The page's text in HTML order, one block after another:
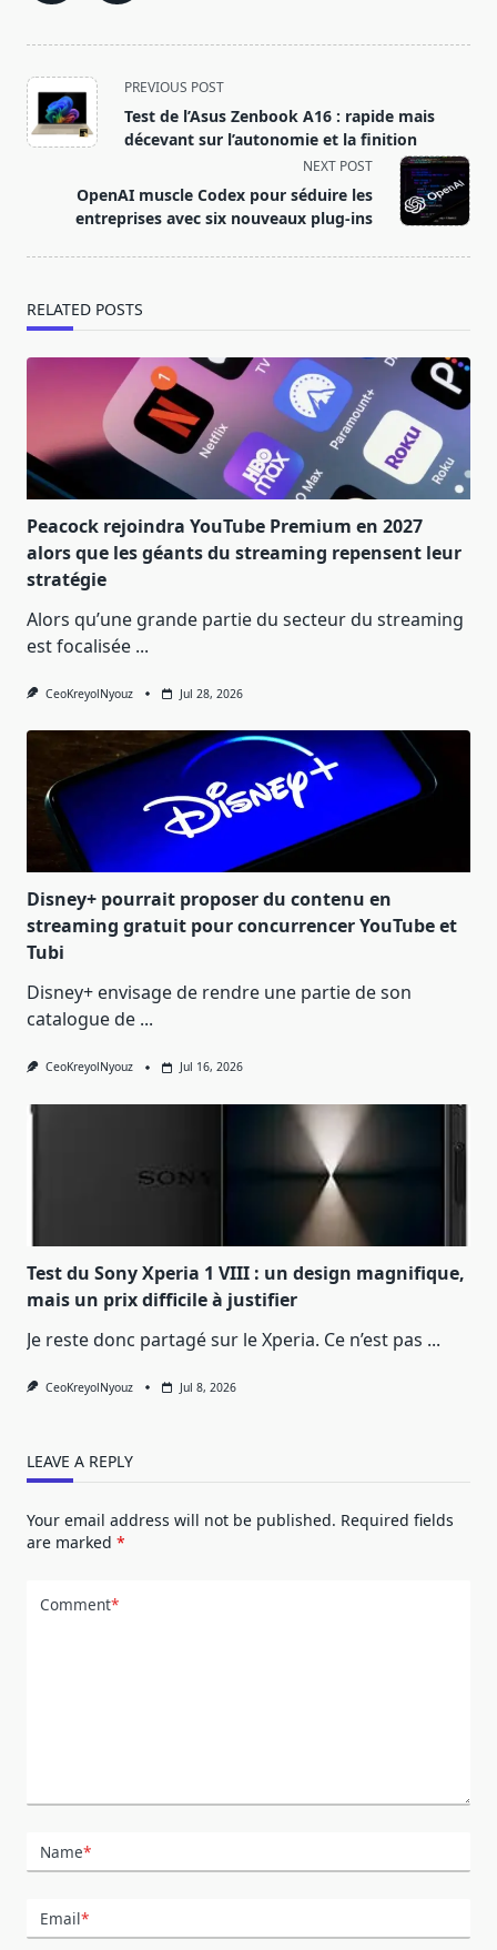
<span
class="nav-
subtitle
reader-
text">Page</span>
PREVIOUS POST
Test de l’Asus Zenbook A16 : rapide mais
décevant sur l’autonomie et la finition
NEXT POST
OpenAI muscle Codex pour séduire les
entreprises avec six nouveaux plug-ins
RELATED POSTS
Peacock rejoindra YouTube Premium en 2027
alors que les géants du streaming repensent leur
stratégie
Alors qu’une grande partie du secteur du streaming
est focalisée ...
CeoKreyolNyouz Jul 28, 2026
Disney+ pourrait proposer du contenu en
streaming gratuit pour concurrencer YouTube et
Tubi
Disney+ envisage de rendre une partie de son
catalogue de ...
CeoKreyolNyouz Jul 16, 2026
Test du Sony Xperia 1 VIII : un design magnifique,
mais un prix difficile à justifier
Je reste donc partagé sur le Xperia. Ce n’est pas ...
CeoKreyolNyouz Jul 8, 2026
LEAVE A REPLY
Your email address will not be published. Required fields
are marked *
Comment*
Name*
Email*